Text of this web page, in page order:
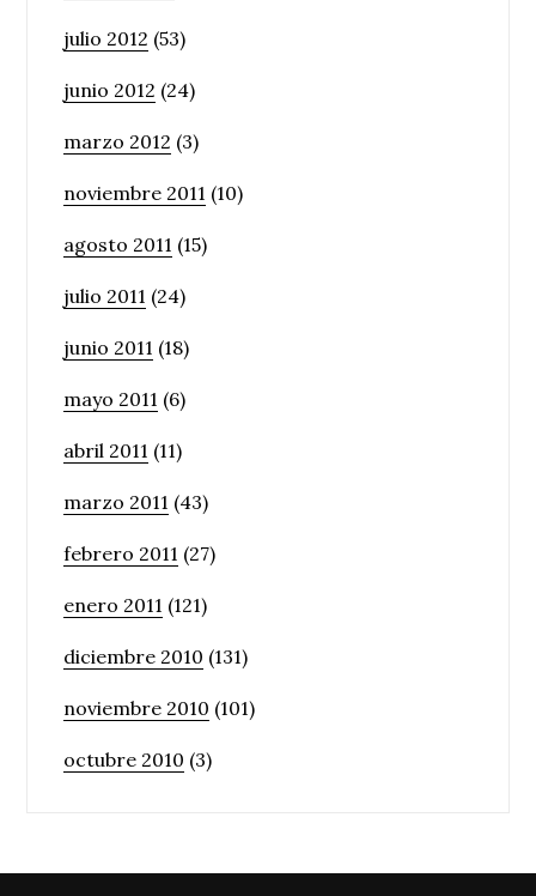
julio 2012 (53)
junio 2012 (24)
marzo 2012 (3)
noviembre 2011 (10)
agosto 2011 (15)
julio 2011 (24)
junio 2011 (18)
mayo 2011 (6)
abril 2011 (11)
marzo 2011 (43)
febrero 2011 (27)
enero 2011 (121)
diciembre 2010 (131)
noviembre 2010 (101)
octubre 2010 (3)